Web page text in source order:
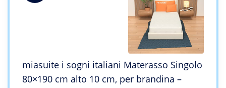
miasuite i sogni italiani Materasso Singolo
80×190 cm alto 10 cm, per brandina –